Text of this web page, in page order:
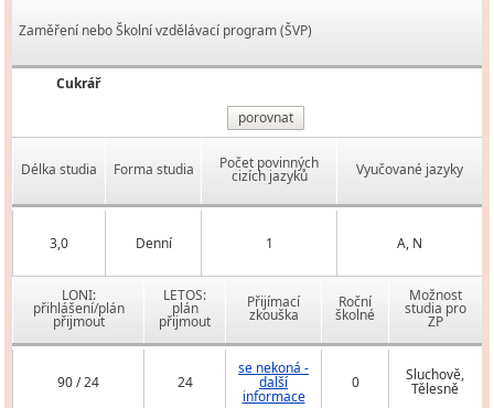
Zaměření nebo Školní vzdělávací program (ŠVP)
Cukrář
porovnat
Délka studia Forma studia Počet povinných
cizích jazyků Vyučované jazyky
3,0 Denní 1 A, N
LONI:
přihlášení/plán
přijmout
LETOS:
plán
přijmout
Přijímací
zkouška
Roční
školné
Možnost
studia pro
ZP
90 / 24 24
se nekoná -
další
informace
0 Sluchově,
Tělesně